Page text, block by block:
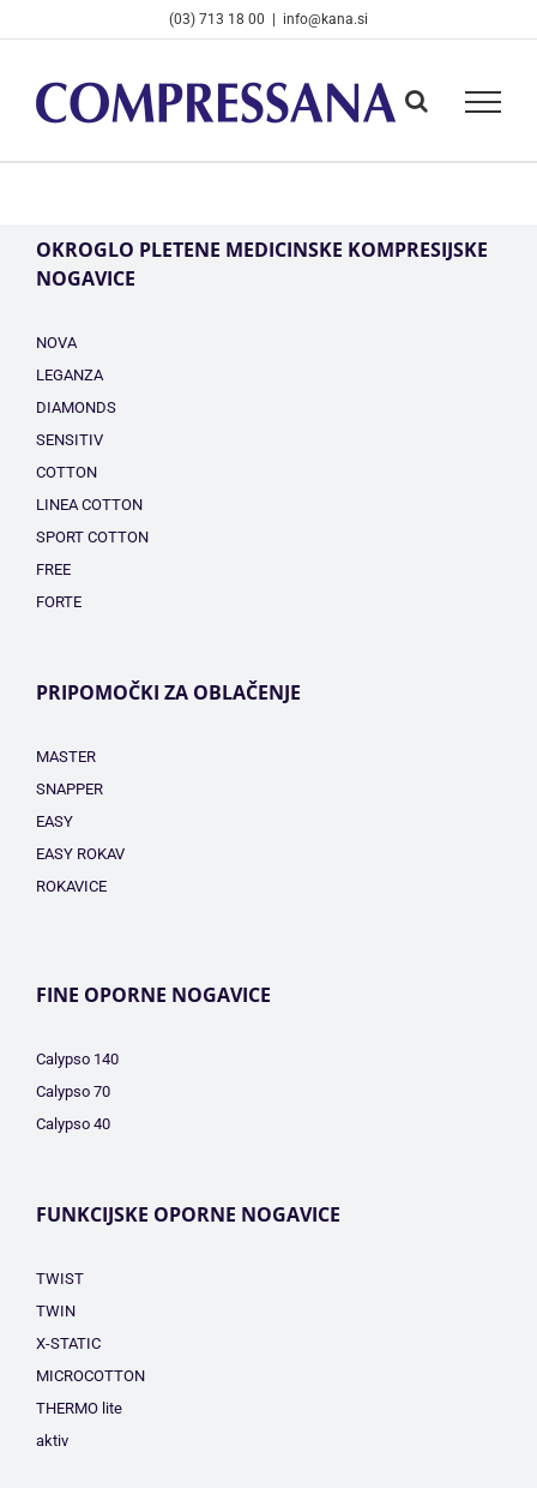
to
content
(03) 713 18 00 info@kana.si
OKROGLO PLETENE MEDICINSKE KOMPRESIJSKE
NOGAVICE
NOVA
LEGANZA
DIAMONDS
SENSITIV
COTTON
LINEA COTTON
SPORT COTTON
FREE
FORTE
PRIPOMOČKI ZA OBLAČENJE
MASTER
SNAPPER
EASY
EASY ROKAV
ROKAVICE
FINE OPORNE NOGAVICE
Calypso 140
Calypso 70
Calypso 40
FUNKCIJSKE OPORNE NOGAVICE
TWIST
TWIN
X-STATIC
MICROCOTTON
THERMO lite
aktiv